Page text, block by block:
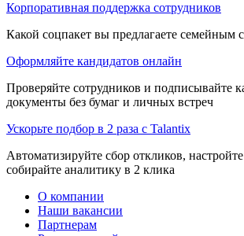
Корпоративная поддержка сотрудников
Какой соцпакет вы предлагаете семейным
Оформляйте кандидатов онлайн
Проверяйте сотрудников и подписывайте
документы без бумаг и личных встреч
Ускорьте подбор в 2 раза с Talantix
Автоматизируйте сбор откликов,
собирайте аналитику в 2 клика
О компании
Наши вакансии
Партнерам